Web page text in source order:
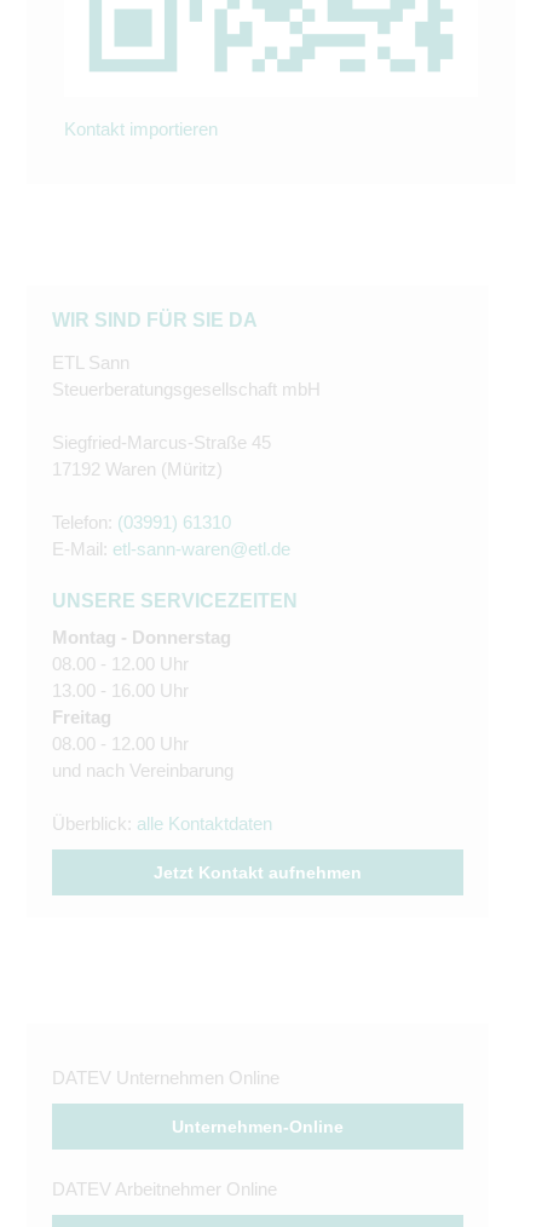
Kontakt importieren
WIR SIND FÜR SIE DA
ETL Sann
Steuerberatungsgesellschaft mbH
Siegfried-Marcus-Straße 45
17192 Waren (Müritz)
Telefon: (03991) 61310
E-Mail: etl-sann-waren@etl.de
UNSERE SERVICEZEITEN
Montag - Donnerstag
08.00 - 12.00 Uhr
13.00 - 16.00 Uhr
Freitag
08.00 - 12.00 Uhr
und nach Vereinbarung
Überblick: alle Kontaktdaten
Jetzt Kontakt aufnehmen
DATEV Unternehmen Online
Unternehmen-Online
DATEV Arbeitnehmer Online